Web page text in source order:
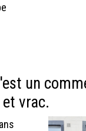
un
vrac.